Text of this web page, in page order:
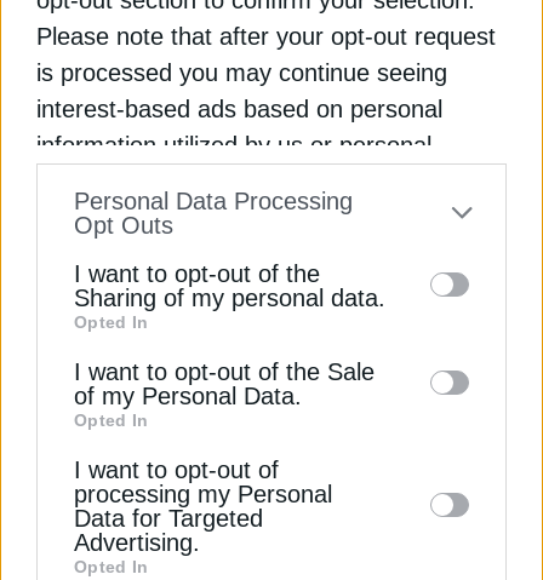
Please note that after your opt-out request
is processed you may continue seeing
interest-based ads based on personal
information utilized by us or personal
to your opt-out. You may separately opt-out
information by third parties on the IAB’s list
of downstream participants. This
information may also be disclosed by us to
third parties on theIAB’s List of
Downstream Participants
disclose it to other third parties.
Personal Data Processing
Opt Outs
I want to opt-out of the
Sharing of my personal data.
Opted In
I want to opt-out of the Sale
of my Personal Data.
Opted In
I want to opt-out of
processing my Personal
Data for Targeted
Advertising.
Opted In
ΕΠΙΧΕΙΡΗΣΕΙΣ
ΑΒΑΞ: Πώς διαμορφώνονται τα
δικαιώματα ψήφου μετά από τον θάνατο
του Κ. Κουβαρά
ΕΠΙΧΕΙΡΗΣΕΙΣ
Next Step Media Group: Νέα εποχή στα
Μέσα Ενημέρωσης
13 Ιουνίου 2025